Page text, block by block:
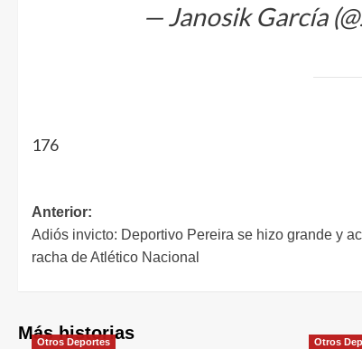
— Janosik García
176
Anterior:
Adiós invicto: Deportivo Pereira se hizo grande y
racha de Atlético Nacional
Más historias
Otros Deportes Otros